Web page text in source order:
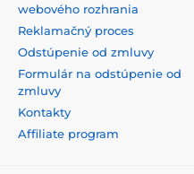
webového rozhrania
Reklamačný proces
Odstúpenie od zmluvy
Formulár na odstúpenie od
zmluvy
Kontakty
Affiliate program